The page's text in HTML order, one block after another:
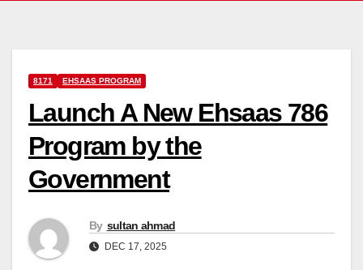
8171 EHSAAS PROGRAM
Launch A New Ehsaas 786
Program by the
Government
By sultan ahmad
DEC 17, 2025